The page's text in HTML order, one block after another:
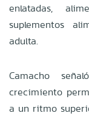
enlatadas,
suplementos
adulta.
Camacho
crecimiento
a un ritmo